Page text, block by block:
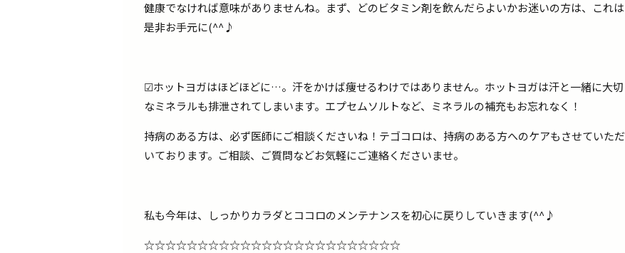
健康でなければ意味がありませんね。まず、どのビタミン剤を飲んだらよいかお迷いの方は、これは
是非お手元に(^^♪
☑ホットヨガはほどほどに…。汗をかけば痩せるわけではありません。ホットヨガは汗と一緒に大切
なミネラルも排泄されてしまいます。エプセムソルトなど、ミネラルの補充もお忘れなく！
持病のある方は、必ず医師にご相談くださいね！テゴコロは、持病のある方へのケアもさせていただ
いております。ご相談、ご質問などお気軽にご連絡くださいませ。
私も今年は、しっかりカラダとココロのメンテナンスを初心に戻りしていきます(^^♪
☆☆☆☆☆☆☆☆☆☆☆☆☆☆☆☆☆☆☆☆☆☆☆☆